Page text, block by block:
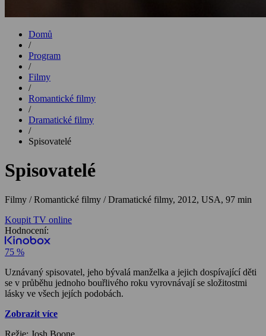
Domů
/
Program
/
Filmy
/
Romantické filmy
/
Dramatické filmy
/
Spisovatelé
Spisovatelé
Filmy / Romantické filmy / Dramatické filmy, 2012, USA, 97 min
Koupit TV online
Hodnocení:
75 %
Uznávaný spisovatel, jeho bývalá manželka a jejich dospívající děti
se v průběhu jednoho bouřlivého roku vyrovnávají se složitostmi
lásky ve všech jejích podobách.
Zobrazit více
Režie: Josh Boone